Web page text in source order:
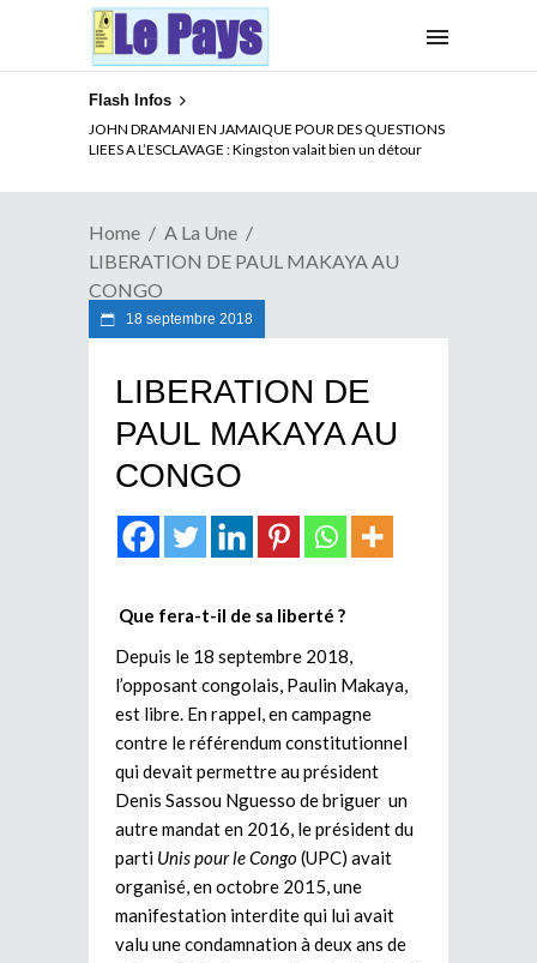
Flash Infos
JOHN DRAMANI EN JAMAIQUE POUR DES QUESTIONS
LIEES A L’ESCLAVAGE : Kingston valait bien un détour
ELECTION DE TALON A LA TETE DU SENAT BENINOIS :
Quand Patrice quitte le pouvoir sans partir !
Home
A La Une
LIBERATION DE PAUL MAKAYA AU
CONGO
18 septembre 2018
LIBERATION DE
PAUL MAKAYA AU
CONGO
Que fera-t-il de sa liberté ?
Depuis le 18 septembre 2018,
l’opposant congolais, Paulin Makaya,
est libre. En rappel, en campagne
contre le référendum constitutionnel
qui devait permettre au président
Denis Sassou Nguesso de briguer un
autre mandat en 2016, le président du
parti Unis pour le Congo(UPC) avait
organisé, en octobre 2015, une
manifestation interdite qui lui avait
valu une condamnation à deux ans de